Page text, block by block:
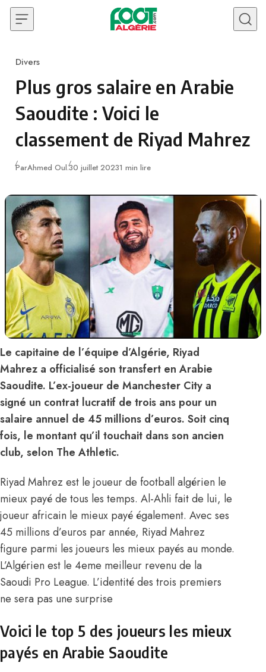
Skip to content
Category
Divers
Plus gros salaire en Arabie
Saoudite : Voici le
classement de Riyad Mahrez
ParAhmed Oul.Publié
30 juillet 20231 min lire
Le capitaine de l’équipe d’Algérie, Riyad
Mahrez a officialisé son transfert en Arabie
Saoudite. L’ex-joueur de Manchester City a
signé un contrat lucratif de trois ans pour un
salaire annuel de 45 millions d’euros. Soit cinq
fois, le montant qu’il touchait dans son ancien
club, selon The Athletic.
Riyad Mahrez est le joueur de football algérien le
mieux payé de tous les temps. Al-Ahli fait de lui, le
joueur africain le mieux payé également. Avec ses
45 millions d’euros par année, Riyad Mahrez
figure parmi les joueurs les mieux payés au monde.
L’Algérien est le 4eme meilleur revenu de la
Saoudi Pro League. L’identité des trois premiers
ne sera pas une surprise
Voici le top 5 des joueurs les mieux
payés en Arabie Saoudite